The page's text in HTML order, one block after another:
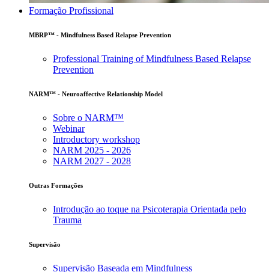
Formação Profissional
MBRP™ - Mindfulness Based Relapse Prevention
Professional Training of Mindfulness Based Relapse
Prevention
NARM™ - Neuroaffective Relationship Model
Sobre o NARM™
Webinar
Introductory workshop
NARM 2025 - 2026
NARM 2027 - 2028
Outras Formações
Introdução ao toque na Psicoterapia Orientada pelo
Trauma
Supervisão
Supervisão Baseada em Mindfulness